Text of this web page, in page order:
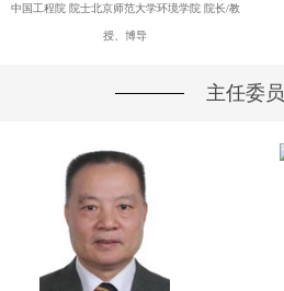
中国工程院 院士北京师范大学环境学院 院长/教
授、博导
主任委员